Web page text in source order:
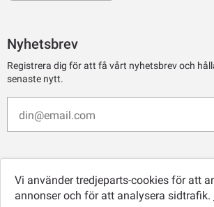
Nyhetsbrev
Registrera dig för att få vårt nyhetsbrev och
senaste nytt.
Vi använder tredjeparts-cookies för att
annonser och för att analysera sidtrafik.